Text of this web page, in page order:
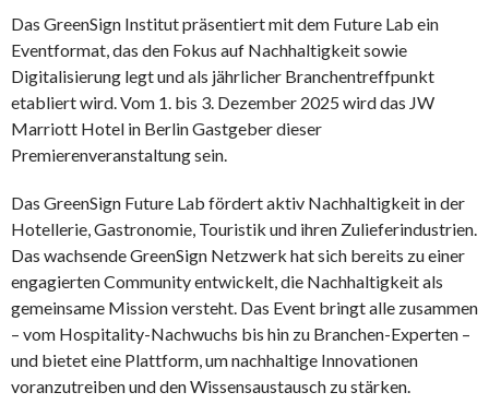
Das GreenSign Institut präsentiert mit dem Future Lab ein
Eventformat, das den Fokus auf Nachhaltigkeit sowie
Digitalisierung legt und als jährlicher Branchentreffpunkt
etabliert wird. Vom 1. bis 3. Dezember 2025 wird das JW
Marriott Hotel in Berlin Gastgeber dieser
Premierenveranstaltung sein.
Das GreenSign Future Lab fördert aktiv Nachhaltigkeit in der
Hotellerie, Gastronomie, Touristik und ihren Zulieferindustrien.
Das wachsende GreenSign Netzwerk hat sich bereits zu einer
engagierten Community entwickelt, die Nachhaltigkeit als
gemeinsame Mission versteht. Das Event bringt alle zusammen
– vom Hospitality-Nachwuchs bis hin zu Branchen-Experten –
und bietet eine Plattform, um nachhaltige Innovationen
voranzutreiben und den Wissensaustausch zu stärken.